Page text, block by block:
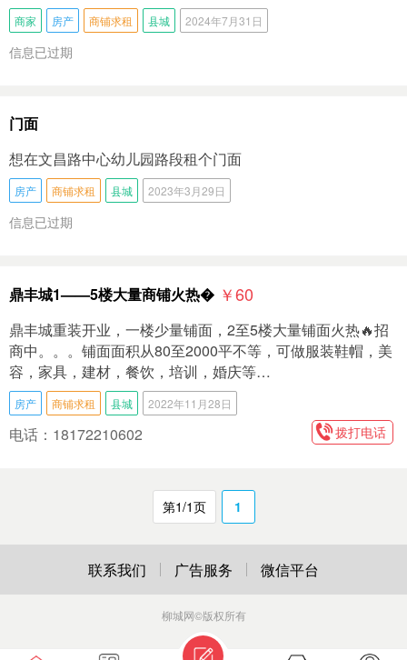
商家 房产 商铺求租 县城 2024年7月31日
信息已过期
门面
想在文昌路中心幼儿园路段租个门面
房产 商铺求租 县城 2023年3月29日
信息已过期
鼎丰城1——5楼大量商铺火热� ￥60
鼎丰城重装开业，一楼少量铺面，2至5楼大量铺面火热🔥招
商中。。。铺面面积从80至2000平不等，可做服装鞋帽，美
容，家具，建材，餐饮，培训，婚庆等…
房产 商铺求租 县城 2022年11月28日
电话：18172210602 拨打电话
第1/1页 1
联系我们 广告服务 微信平台
柳城网©版权所有